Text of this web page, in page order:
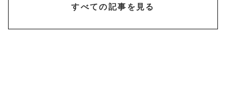
すべての記事を見る